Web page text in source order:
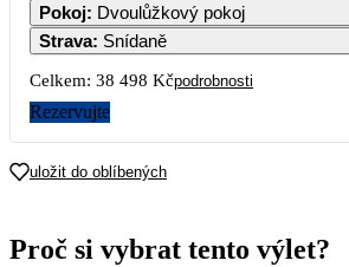
8
22
Pokoj: Dvoulůžkový pokoj
Strava: Snídaně
Celkem: 38 498 Kčpodrobnosti
Rezervujte
uložit do oblíbených
Proč si vybrat tento výlet?